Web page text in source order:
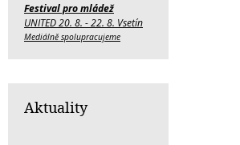
Festival pro mládež
UNITED 20. 8. - 22. 8. Vsetín
Mediálně spolupracujeme
Aktuality